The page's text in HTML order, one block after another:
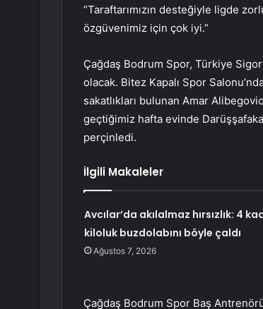
“Taraftarımızın desteğiyle ligde
özgüvenimiz için çok iyi.”
Çağdaş Bodrum Spor, Türkiye
olacak. Bitez Kapalı Spor
sakatlıkları bulunan Amar
geçtiğimiz hafta evinde
perçinledi.
İlgili Makaleler
Avcılar’da akılalmaz hırsızlık: 4
kiloluk buzdolabını böyle çaldı
Ağustos 7, 2026
Çağdaş Bodrum Spor Baş